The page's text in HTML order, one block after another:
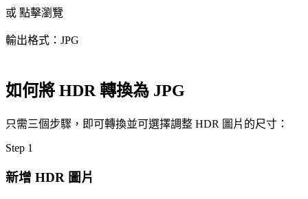
或 點擊瀏覽
輸出格式：JPG
如何將 HDR 轉換為 JPG
只需三個步驟，即可轉換並可選擇調整 HDR 圖片的尺寸：
Step 1
新增 HDR 圖片